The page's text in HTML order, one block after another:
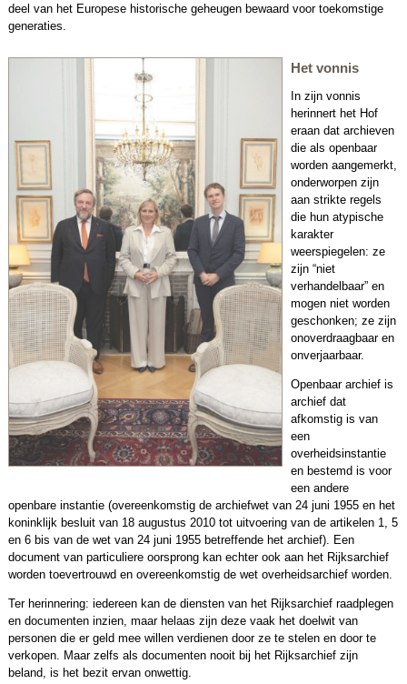
deel van het Europese historische geheugen bewaard voor toekomstige
generaties.
Het vonnis
In zijn vonnis
herinnert het Hof
eraan dat archieven
die als openbaar
worden aangemerkt,
onderworpen zijn
aan strikte regels
die hun atypische
karakter
weerspiegelen: ze
zijn “niet
verhandelbaar” en
mogen niet worden
geschonken; ze zijn
onoverdraagbaar en
onverjaarbaar.
Openbaar archief is
archief dat
afkomstig is van
een
overheidsinstantie
en bestemd is voor
een andere
openbare instantie (overeenkomstig de archiefwet van 24 juni 1955 en het
koninklijk besluit van 18 augustus 2010 tot uitvoering van de artikelen 1, 5
en 6 bis van de wet van 24 juni 1955 betreffende het archief). Een
document van particuliere oorsprong kan echter ook aan het Rijksarchief
worden toevertrouwd en overeenkomstig de wet overheidsarchief worden.
Ter herinnering: iedereen kan de diensten van het Rijksarchief raadplegen
en documenten inzien, maar helaas zijn deze vaak het doelwit van
personen die er geld mee willen verdienen door ze te stelen en door te
verkopen. Maar zelfs als documenten nooit bij het Rijksarchief zijn
beland, is het bezit ervan onwettig.